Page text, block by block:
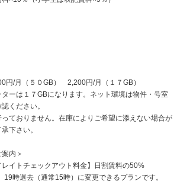
円/月（５０GB） 2,200円/月（１７GB）
ーは１７GBになります。ネット環境は物件・号室
ください。
ておりません。在庫によりご希望に添えない場合が
下さい。
内＞
レイトチェックアウト料金】日割賃料の50%
時退去（通常15時）に変更できるプランです。